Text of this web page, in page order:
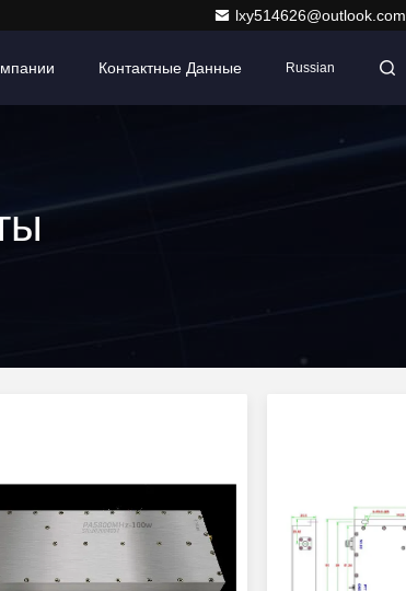
lxy514626@outlook.com
Контактные Данные Russian